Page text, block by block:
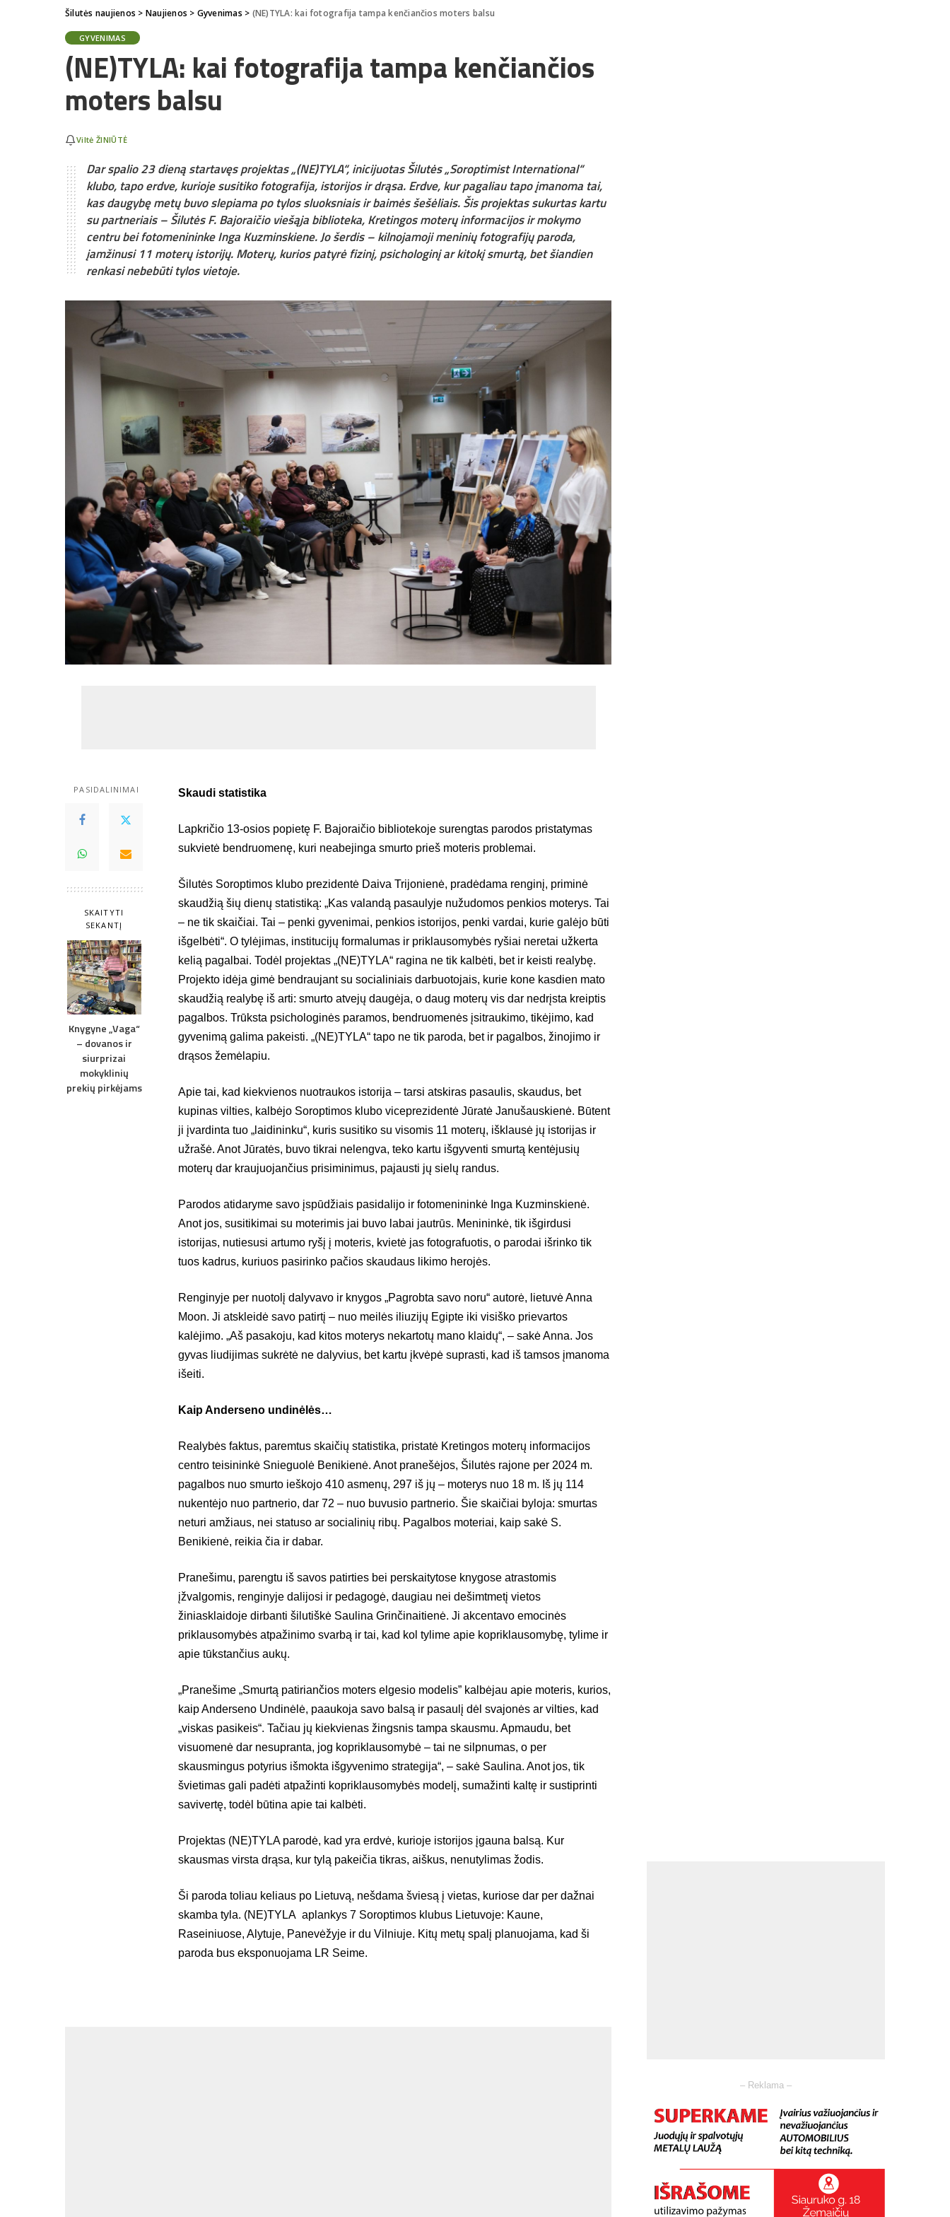
Šilutės naujienos > Naujienos > Gyvenimas > (NE)TYLA: kai fotografija tampa kenčiančios moters balsu
GYVENIMAS
(NE)TYLA: kai fotografija tampa kenčiančios
moters balsu
Viltė ŽINIŪTĖ
Dar spalio 23 dieną startavęs projektas „(NE)TYLA“, inicijuotas Šilutės „Soroptimist International“
klubo, tapo erdve, kurioje susitiko fotografija, istorijos ir drąsa. Erdve, kur pagaliau tapo įmanoma tai,
kas daugybę metų buvo slepiama po tylos sluoksniais ir baimės šešėliais. Šis projektas sukurtas kartu
su partneriais – Šilutės F. Bajoraičio viešąja biblioteka, Kretingos moterų informacijos ir mokymo
centru bei fotomenininke Inga Kuzminskiene. Jo šerdis – kilnojamoji meninių fotografijų paroda,
įamžinusi 11 moterų istorijų. Moterų, kurios patyrė fizinį, psichologinį ar kitokį smurtą, bet šiandien
renkasi nebebūti tylos vietoje.
PASIDALINIMAI
SKAITYTI
SEKANTĮ
Knygyne „Vaga“
– dovanos ir
siurprizai
mokyklinių
prekių pirkėjams
Skaudi statistika
Lapkričio 13-osios popietę F. Bajoraičio bibliotekoje surengtas parodos pristatymas
sukvietė bendruomenę, kuri neabejinga smurto prieš moteris problemai.
Šilutės Soroptimos klubo prezidentė Daiva Trijonienė, pradėdama renginį, priminė
skaudžią šių dienų statistiką: „Kas valandą pasaulyje nužudomos penkios moterys. Tai
– ne tik skaičiai. Tai – penki gyvenimai, penkios istorijos, penki vardai, kurie galėjo būti
išgelbėti“. O tylėjimas, institucijų formalumas ir priklausomybės ryšiai neretai užkerta
kelią pagalbai. Todėl projektas „(NE)TYLA“ ragina ne tik kalbėti, bet ir keisti realybę.
Projekto idėja gimė bendraujant su socialiniais darbuotojais, kurie kone kasdien mato
skaudžią realybę iš arti: smurto atvejų daugėja, o daug moterų vis dar nedrįsta kreiptis
pagalbos. Trūksta psichologinės paramos, bendruomenės įsitraukimo, tikėjimo, kad
gyvenimą galima pakeisti. „(NE)TYLA“ tapo ne tik paroda, bet ir pagalbos, žinojimo ir
drąsos žemėlapiu.
Apie tai, kad kiekvienos nuotraukos istorija – tarsi atskiras pasaulis, skaudus, bet
kupinas vilties, kalbėjo Soroptimos klubo viceprezidentė Jūratė Janušauskienė. Būtent
ji įvardinta tuo „laidininku“, kuris susitiko su visomis 11 moterų, išklausė jų istorijas ir
užrašė. Anot Jūratės, buvo tikrai nelengva, teko kartu išgyventi smurtą kentėjusių
moterų dar kraujuojančius prisiminimus, pajausti jų sielų randus.
Parodos atidaryme savo įspūdžiais pasidalijo ir fotomenininkė Inga Kuzminskienė.
Anot jos, susitikimai su moterimis jai buvo labai jautrūs. Menininkė, tik išgirdusi
istorijas, nutiesusi artumo ryšį į moteris, kvietė jas fotografuotis, o parodai išrinko tik
tuos kadrus, kuriuos pasirinko pačios skaudaus likimo herojės.
Renginyje per nuotolį dalyvavo ir knygos „Pagrobta savo noru“ autorė, lietuvė Anna
Moon. Ji atskleidė savo patirtį – nuo meilės iliuzijų Egipte iki visiško prievartos
kalėjimo. „Aš pasakoju, kad kitos moterys nekartotų mano klaidų“, – sakė Anna. Jos
gyvas liudijimas sukrėtė ne dalyvius, bet kartu įkvėpė suprasti, kad iš tamsos įmanoma
išeiti.
Kaip Anderseno undinėlės…
Realybės faktus, paremtus skaičių statistika, pristatė Kretingos moterų informacijos
centro teisininkė Snieguolė Benikienė. Anot pranešėjos, Šilutės rajone per 2024 m.
pagalbos nuo smurto ieškojo 410 asmenų, 297 iš jų – moterys nuo 18 m. Iš jų 114
nukentėjo nuo partnerio, dar 72 – nuo buvusio partnerio. Šie skaičiai byloja: smurtas
neturi amžiaus, nei statuso ar socialinių ribų. Pagalbos moteriai, kaip sakė S.
Benikienė, reikia čia ir dabar.
Pranešimu, parengtu iš savos patirties bei perskaitytose knygose atrastomis
įžvalgomis, renginyje dalijosi ir pedagogė, daugiau nei dešimtmetį vietos
žiniasklaidoje dirbanti šilutiškė Saulina Grinčinaitienė. Ji akcentavo emocinės
priklausomybės atpažinimo svarbą ir tai, kad kol tylime apie kopriklausomybę, tylime ir
apie tūkstančius aukų.
„Pranešime „Smurtą patiriančios moters elgesio modelis” kalbėjau apie moteris, kurios,
kaip Anderseno Undinėlė, paaukoja savo balsą ir pasaulį dėl svajonės ar vilties, kad
„viskas pasikeis“. Tačiau jų kiekvienas žingsnis tampa skausmu. Apmaudu, bet
visuomenė dar nesupranta, jog kopriklausomybė – tai ne silpnumas, o per
skausmingus potyrius išmokta išgyvenimo strategija“, – sakė Saulina. Anot jos, tik
švietimas gali padėti atpažinti kopriklausomybės modelį, sumažinti kaltę ir sustiprinti
savivertę, todėl būtina apie tai kalbėti.
Projektas (NE)TYLA parodė, kad yra erdvė, kurioje istorijos įgauna balsą. Kur
skausmas virsta drąsa, kur tylą pakeičia tikras, aiškus, nenutylimas žodis.
Ši paroda toliau keliaus po Lietuvą, nešdama šviesą į vietas, kuriose dar per dažnai
skamba tyla. (NE)TYLA aplankys 7 Soroptimos klubus Lietuvoje: Kaune,
Raseiniuose, Alytuje, Panevėžyje ir du Vilniuje. Kitų metų spalį planuojama, kad ši
paroda bus eksponuojama LR Seime.
– Reklama –